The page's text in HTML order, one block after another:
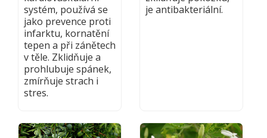
systém, používá se
jako prevence proti
infarktu, kornatění
tepen a při zánětech
v těle. Zklidňuje a
prohlubuje spánek,
zmírňuje strach i
stres.
je antibakteriální.